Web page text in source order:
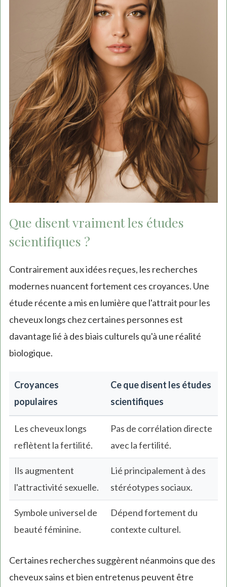
Que disent vraiment les études
scientifiques ?
Contrairement aux idées reçues, les recherches
modernes nuancent fortement ces croyances. Une
étude récente a mis en lumière que l'attrait pour les
cheveux longs chez certaines personnes est
davantage lié à des biais culturels qu'à une réalité
biologique.
Croyances
populaires
Ce que disent les études
scientifiques
Les cheveux longs
reflètent la fertilité.
Pas de corrélation directe
avec la fertilité.
Ils augmentent
l'attractivité sexuelle.
Lié principalement à des
stéréotypes sociaux.
Symbole universel de
beauté féminine.
Dépend fortement du
contexte culturel.
Certaines recherches suggèrent néanmoins que des
cheveux sains et bien entretenus peuvent être